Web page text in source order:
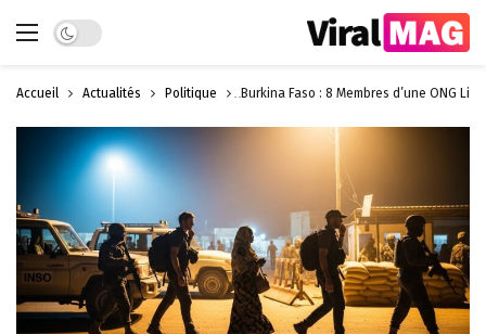
Dark mode
Accueil Actualités Politique Burkina Faso : 8 Membres d’une ONG